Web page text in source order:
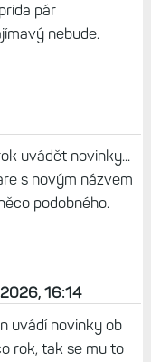
pár
nebude.
uvádět novinky...
s novým názvem
podobného.
16:14
uvádí novinky ob
rok, tak se mu to